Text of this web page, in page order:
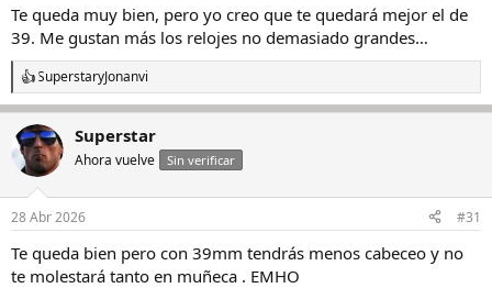
Luego ya el BB me ha dejado pelín frío al lado del longines, aunque
era la versión anteruor.
Ver el archivos adjunto 3483165
Ver el archivos adjunto 3483167
Te queda muy bien, pero yo creo que te quedará mejor el de
39. Me gustan más los relojes no demasiado grandes…
R
e
c
c
i
e
:
SuperstaryJonanvi
Superstar
Ahora vuelve Sin verificar
28 Abr 2026 #31
Te queda bien pero con 39mm tendrás menos cabeceo y no
te molestará tanto en muñeca . EMHO